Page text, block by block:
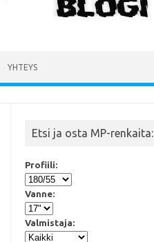
YHTEYS
Etsi ja osta MP-renkaita:
Profiili:
Vanne:
Valmistaja: